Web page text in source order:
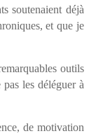
soutenaient déjà
et que je
outils
les déléguer à
de motivation